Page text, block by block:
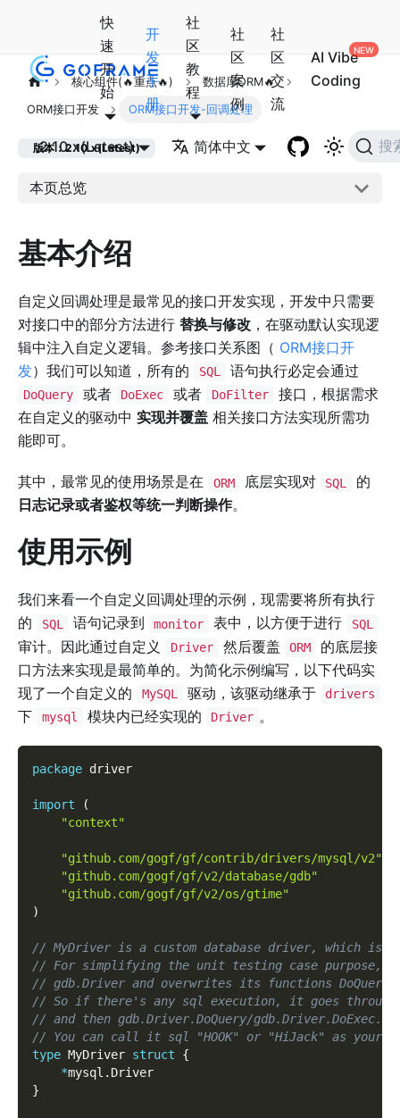
快
速
开
始
开
发
手
册
社
区
教
程
社
区
案
例
社
区
交
流
AI Vibe
Coding
2.10.x(Latest) 简体中文 搜
核心组件(🔥重点🔥) 数据库ORM🔥
ORM接口开发 ORM接口开发-回调处理
版本：2.10.x(Latest)
本页总览
基本介绍
自定义回调处理是最常见的接口开发实现，开发中只需要
对接口中的部分方法进行 替换与修改 ，在驱动默认实现逻
辑中注入自定义逻辑。参考接口关系图（ ORM接口开
发）我们可以知道，所有的 SQL 语句执行必定会通过
DoQuery 或者 DoExec 或者 DoFilter
接口，根据需求
在自定义的驱动中 实现并覆盖 相关接口方法实现所需功
能即可。
其中，最常见的使用场景是在 ORM 底层实现对 SQL
的
日志记录或者鉴权等统一判断操作。
使用示例
我们来看一个自定义回调处理的示例，现需要将所有执行
的
SQL 语句记录到 monitor 表中，以方便于进行 SQL
审计。因此通过自定义 Driver 然后覆盖 ORM
的底层接
口方法来实现是最简单的。为简化示例编写，以下代码实
现了一个自定义的
MySQL 驱动，该驱动继承于 drivers
下 mysql 模块内已经实现的 Driver 。
package driver
import
(
"context"
"github.com/gogf/gf/contrib/drivers/mysql/v2"
"github.com/gogf/gf/v2/database/gdb"
"github.com/gogf/gf/v2/os/gtime"
)
// MyDriver is a custom database driver, which is
// For simplifying the unit testing case purpose,
// gdb.Driver and overwrites its functions DoQuery
// So if there's any sql execution, it goes through
// and then gdb.Driver.DoQuery/gdb.Driver.DoExec.
// You can call it sql "HOOK" or "HiJack" as your
type MyDriver struct
{
*mysql . Driver
}